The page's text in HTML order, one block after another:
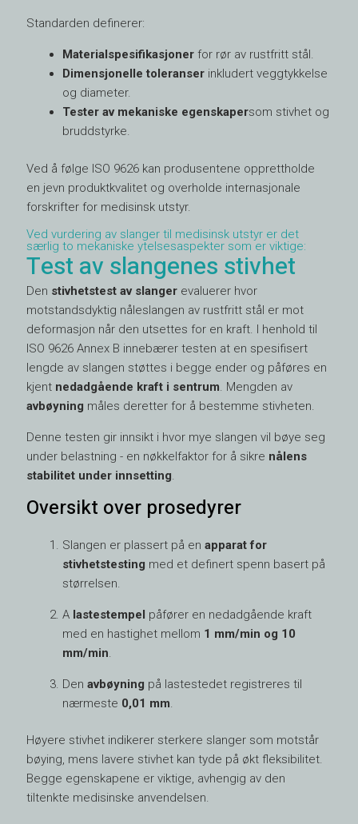
Standarden definerer:
Materialspesifikasjoner for rør av rustfritt stål.
Dimensjonelle toleranser inkludert veggtykkelse
og diameter.
Tester av mekaniske egenskapersom stivhet og
bruddstyrke.
Ved å følge ISO 9626 kan produsentene opprettholde
en jevn produktkvalitet og overholde internasjonale
forskrifter for medisinsk utstyr.
Ved vurdering av slanger til medisinsk utstyr er det
særlig to mekaniske ytelsesaspekter som er viktige:
Test av slangenes stivhet
Den stivhetstest av slanger evaluerer hvor
motstandsdyktig nåleslangen av rustfritt stål er mot
deformasjon når den utsettes for en kraft. I henhold til
ISO 9626 Annex B innebærer testen at en spesifisert
lengde av slangen støttes i begge ender og påføres en
kjent nedadgående kraft i sentrum . Mengden av
avbøyning måles deretter for å bestemme stivheten.
Denne testen gir innsikt i hvor mye slangen vil bøye seg
under belastning - en nøkkelfaktor for å sikre nålens
stabilitet under innsetting
Oversikt over prosedyrer
Slangen er plassert på enapparat for
stivhetstesting med et definert spenn basert på
størrelsen.
A lastestempel påfører en nedadgående kraft
med en hastighet mellom 1 mm/min og 10
mm/min
Denavbøyning på lastestedet registreres til
nærmeste 0,01 mm
Høyere stivhet indikerer sterkere slanger som motstår
bøying, mens lavere stivhet kan tyde på økt fleksibilitet.
Begge egenskapene er viktige, avhengig av den
tiltenkte medisinske anvendelsen.